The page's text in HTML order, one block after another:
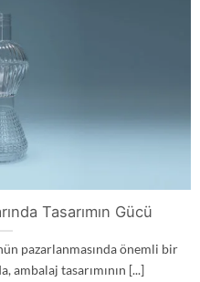
Tasarımın Gücü
pazarlanmasında önemli bir
ambalaj tasarımının [...]